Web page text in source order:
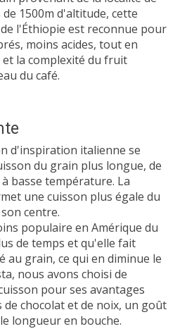
de 1500m d'altitude, cette
l'Éthiopie est reconnue pour
moins acides, tout en
la complexité du fruit
du café.
d'inspiration italienne se
du grain plus longue, de
basse température. La
une cuisson plus égale du
centre.
populaire en Amérique du
de temps et qu'elle fait
au grain, ce qui en diminue le
nous avons choisi de
pour ses avantages
de chocolat et de noix, un goût
longueur en bouche.